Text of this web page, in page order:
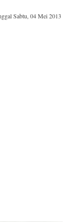
Sabtu, 04 Mei 2013